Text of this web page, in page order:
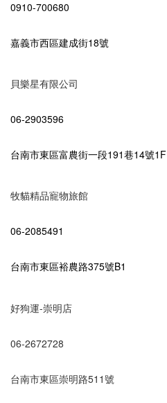
0910-700680
嘉義市西區建成街18號
貝樂星有限公司
06-2903596
台南市東區富農街一段191巷14號1F
牧貓精品寵物旅館
06-2085491
台南市東區裕農路375號B1
好狗運-崇明店
06-2672728
台南市東區崇明路511號